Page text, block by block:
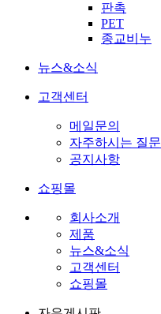
판촉
PET
종교비누
뉴스&소식
고객센터
메일문의
자주하시는 질문
공지사항
쇼핑몰
회사소개
제품
뉴스&소식
고객센터
쇼핑몰